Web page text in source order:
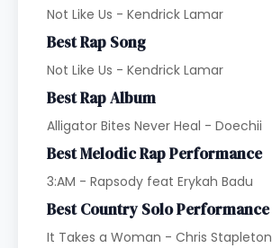
Not Like Us - Kendrick Lamar
Best Rap Song
Not Like Us - Kendrick Lamar
Best Rap Album
Alligator Bites Never Heal - Doechii
Best Melodic Rap Performance
3:AM - Rapsody feat Erykah Badu
Best Country Solo Performance
It Takes a Woman - Chris Stapleton